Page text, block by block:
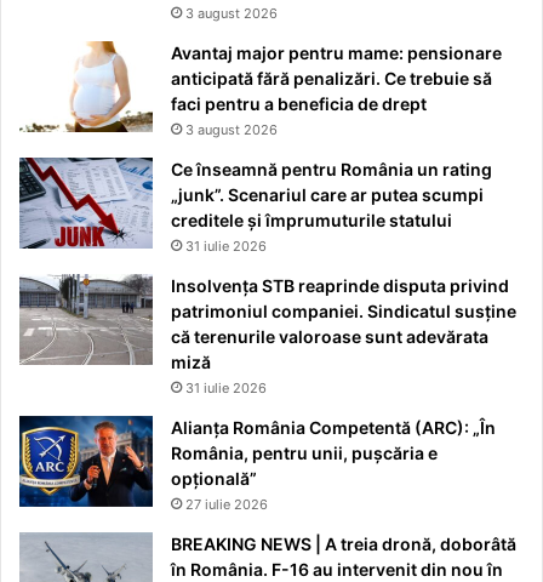
3 august 2026
Avantaj major pentru mame: pensionare
anticipată fără penalizări. Ce trebuie să
faci pentru a beneficia de drept
3 august 2026
Ce înseamnă pentru România un rating
„junk”. Scenariul care ar putea scumpi
creditele și împrumuturile statului
31 iulie 2026
Insolvența STB reaprinde disputa privind
patrimoniul companiei. Sindicatul susține
că terenurile valoroase sunt adevărata
miză
31 iulie 2026
Alianța România Competentă (ARC): „În
România, pentru unii, pușcăria e
opțională”
27 iulie 2026
BREAKING NEWS | A treia dronă, doborâtă
în România. F-16 au intervenit din nou în